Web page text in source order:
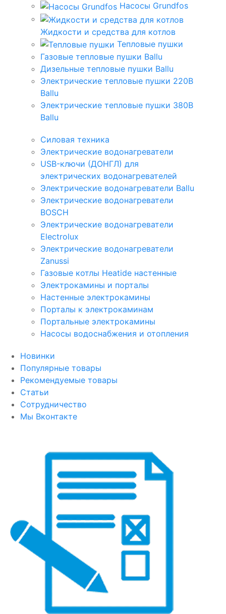
Насосы Grundfos
Жидкости и средства для котлов
Тепловые пушки
Газовые тепловые пушки Ballu
Дизельные тепловые пушки Ballu
Электрические тепловые пушки 220В
Ballu
Электрические тепловые пушки 380В
Ballu
Силовая техника
Электрические водонагреватели
USB-ключи (ДОНГЛ) для
электрических водонагревателей
Электрические водонагреватели Ballu
Электрические водонагреватели
BOSCH
Электрические водонагреватели
Electrolux
Электрические водонагреватели
Zanussi
Газовые котлы Heatide настенные
Электрокамины и порталы
Настенные электрокамины
Порталы к электрокаминам
Портальные электрокамины
Насосы водоснабжения и отопления
Новинки
Популярные товары
Рекомендуемые товары
Статьи
Сотрудничество
Мы Вконтакте